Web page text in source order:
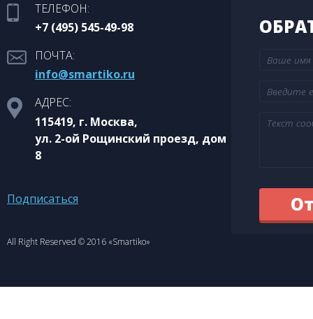
ТЕЛЕФОН:
+7 (495) 545-49-98
ПОЧТА:
info@smartiko.ru
АДРЕС:
115419, г. Москва,
ул. 2-ой Рощинский проезд, дом
8
Подписаться
All Right Reserved © 2016 «Smartiko»